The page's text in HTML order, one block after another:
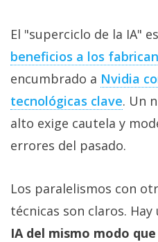
El "superciclo de la IA"
beneficios a los
encumbrado a Nvidia
tecnológicas clave‎. Un
alto exige cautela y
errores del pasado.
Los paralelismos con
técnicas son claros. Hay
IA del mismo modo